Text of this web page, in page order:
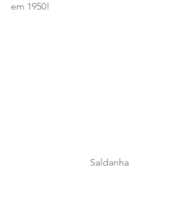
em 1950!
                                 Saldanha